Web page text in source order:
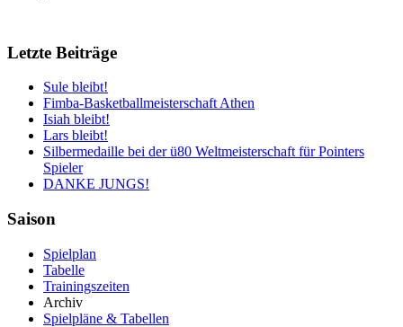
Letzte Beiträge
Sule bleibt!
Fimba-Basketballmeisterschaft Athen
Isiah bleibt!
Lars bleibt!
Silbermedaille bei der ü80 Weltmeisterschaft für Pointers
Spieler
DANKE JUNGS!
Saison
Spielplan
Tabelle
Trainingszeiten
Archiv
Spielpläne & Tabellen